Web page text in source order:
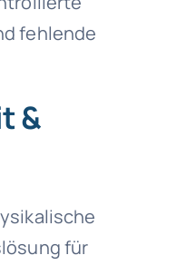
fehlende
&
für